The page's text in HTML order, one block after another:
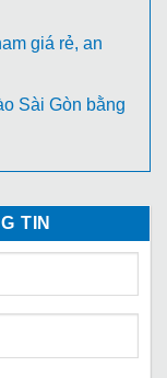
giá rẻ, an
Sài Gòn bằng
TIN